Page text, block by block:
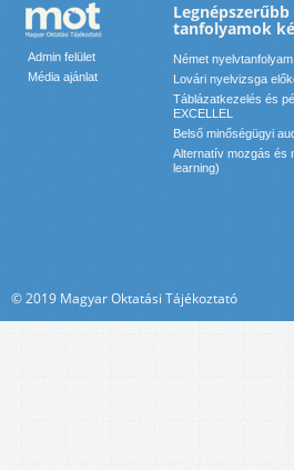
Admin felület
Média ajánlat
tanfolyamok
Német
Lovári nyelvizsga
Táblázatkezelés és
EXCELLEL
Belső minőségügyi
Alternatív mozgás és
learning)
© 2019 Magyar Oktatási Tájékoztató